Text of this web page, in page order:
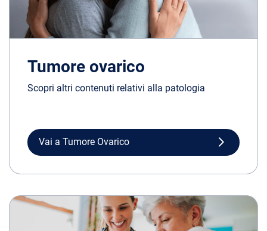
Tumore ovarico
Scopri altri contenuti relativi alla patologia
Vai a Tumore Ovarico